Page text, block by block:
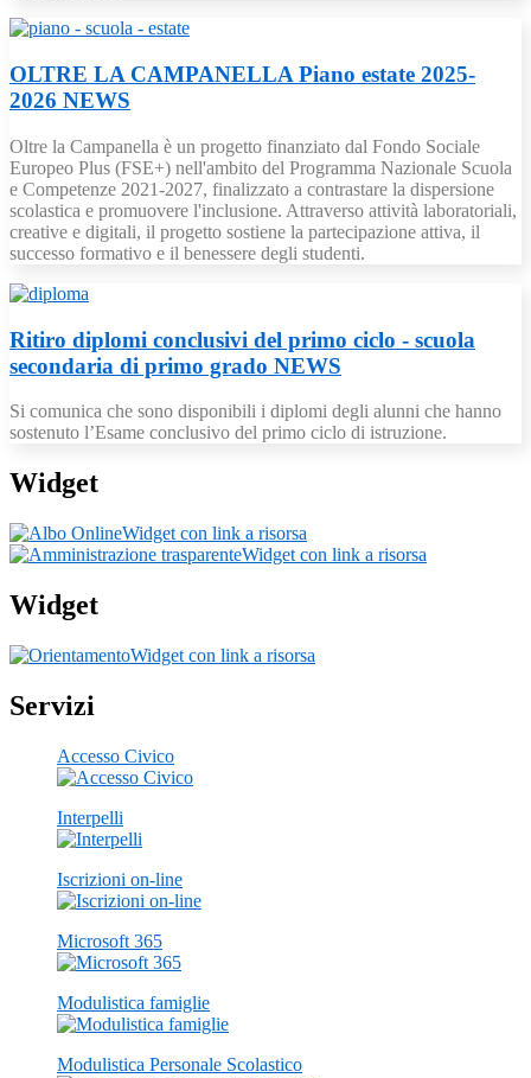
OLTRE LA CAMPANELLA Piano estate 2025-
2026 NEWS
Oltre la Campanella è un progetto finanziato dal Fondo Sociale
Europeo Plus (FSE+) nell'ambito del Programma Nazionale Scuola
e Competenze 2021-2027, finalizzato a contrastare la dispersione
scolastica e promuovere l'inclusione. Attraverso attività laboratoriali,
creative e digitali, il progetto sostiene la partecipazione attiva, il
successo formativo e il benessere degli studenti.
Ritiro diplomi conclusivi del primo ciclo - scuola
secondaria di primo grado NEWS
Si comunica che sono disponibili i diplomi degli alunni che hanno
sostenuto l’Esame conclusivo del primo ciclo di istruzione.
Widget
Widget con link a risorsa
Widget con link a risorsa
Widget
Widget con link a risorsa
Servizi
Accesso Civico
Interpelli
Iscrizioni on-line
Microsoft 365
Modulistica famiglie
Modulistica Personale Scolastico